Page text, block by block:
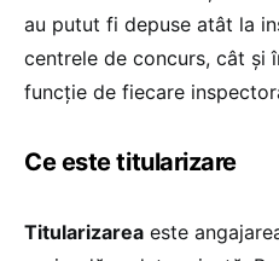
au putut fi depuse atât la
centrele de concurs, cât și
funcție de fiecare
Ce este titularizare
Titularizarea este